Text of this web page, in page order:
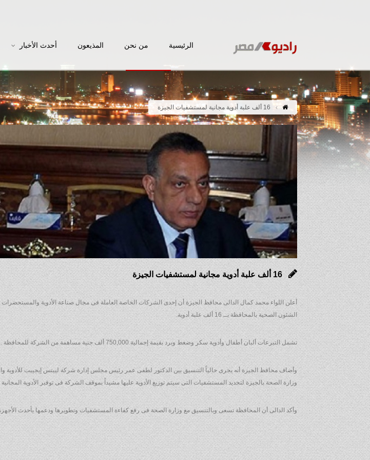
الرئيسية من نحن المذيعون أحدث الأخبار
16 ألف علبة أدوية مجانية لمستشفيات الجيزة
16 ألف علبة أدوية مجانية لمستشفيات الجيزة
أعلن اللواء محمد كمال الدالى محافظ الجيزة أن إحدى الشركات الخاصة العاملة فى مجال صناعة الأدوية والمستحضرات
الشئون الصحية بالمحافظة بــ 16 ألف علبة أدوية.
تشمل التبرعات ألبان أطفال وأدوية سكر وضغط وبرد بقيمة إجمالية 750,000 ألف جنية مساهمة من الشركة للمحافظة .
وأضاف محافظ الجيزة أنه يجرى حالياً التنسيق بين الدكتور لطفى عمر رئيس مجلس إدارة شركة ليبتس إيجيبت
وزارة الصحة بالجيزة لتحديد المستشفيات التى سيتم توزيع الأدوية عليها مشيداً بموقف الشركة فى توفير الأدوية
وأكد الدالى أن المحافظة تسعى وبالتنسيق مع وزارة الصحة فى رفع كفاءة المستشفيات وتطويرها ودعمها بأحدث